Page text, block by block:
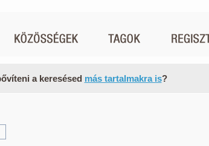
a keresésed más tartalmakra is?